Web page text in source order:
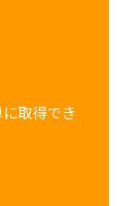
取得でき